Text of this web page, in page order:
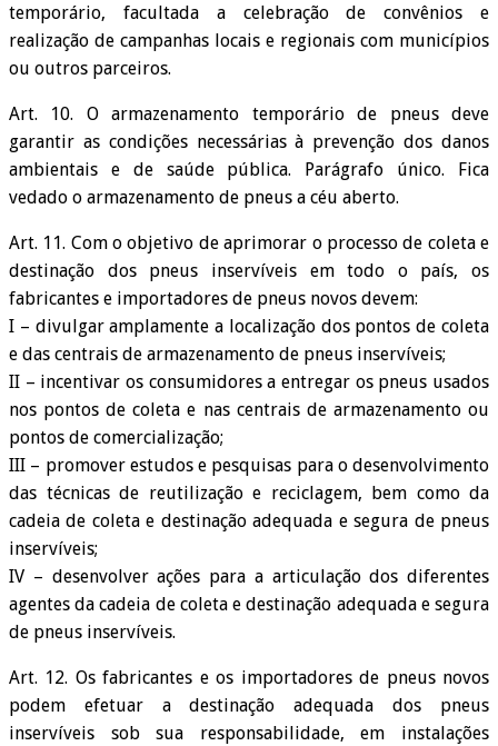
temporário, facultada a celebração de convênios e
realização de campanhas locais e regionais com municípios
ou outros parceiros.
Art. 10. O armazenamento temporário de pneus deve
garantir as condições necessárias à prevenção dos danos
ambientais e de saúde pública. Parágrafo único. Fica
vedado o armazenamento de pneus a céu aberto.
Art. 11. Com o objetivo de aprimorar o processo de coleta e
destinação dos pneus inservíveis em todo o país, os
fabricantes e importadores de pneus novos devem:
I – divulgar amplamente a localização dos pontos de coleta
e das centrais de armazenamento de pneus inservíveis;
II – incentivar os consumidores a entregar os pneus usados
nos pontos de coleta e nas centrais de armazenamento ou
pontos de comercialização;
III – promover estudos e pesquisas para o desenvolvimento
das técnicas de reutilização e reciclagem, bem como da
cadeia de coleta e destinação adequada e segura de pneus
inservíveis;
IV – desenvolver ações para a articulação dos diferentes
agentes da cadeia de coleta e destinação adequada e segura
de pneus inservíveis.
Art. 12. Os fabricantes e os importadores de pneus novos
podem efetuar a destinação adequada dos pneus
inservíveis sob sua responsabilidade, em instalações